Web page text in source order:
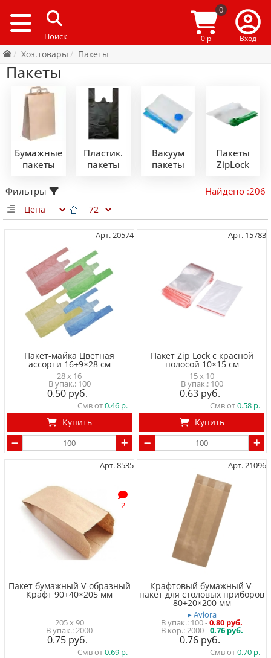
0
0 р Вход
Хоз.товары Пакеты
Пакеты
Бумажные
пакеты
Пластик.
пакеты
Вакуум
пакеты
Пакеты
ZipLock
Фильтры Найдено :206
Арт. 20574
Пакет-майка Цветная
ассорти 16+9×28 см
28 x 16
100
0.50
Смв от0.46
Купить
Арт. 15783
Пакет Zip Lock с красной
полосой 10×15 см
15 x 10
100
0.63
Смв от0.58
Купить
Арт. 8535
2
Пакет бумажный V-образный
Крафт 90+40×205 мм
205 x 90
2000
0.75
Смв от0.69
Арт. 21096
Крафтовый бумажный V-
пакет для столовых приборов
80+20×200 мм
▸ Aviora
100-0.80 руб.
2000 -0.76 руб.
0.76
Смв от0.70